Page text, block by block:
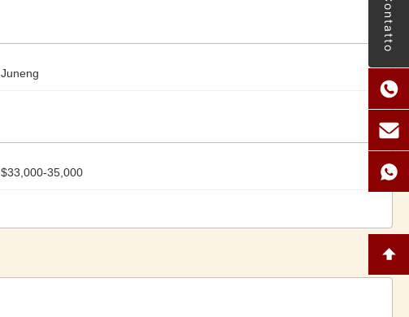
Contatto
Juneng
$33,000-35,000